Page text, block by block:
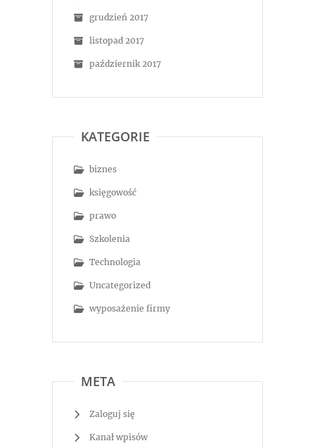
grudzień 2017
listopad 2017
październik 2017
KATEGORIE
biznes
księgowość
prawo
Szkolenia
Technologia
Uncategorized
wyposażenie firmy
META
Zaloguj się
Kanał wpisów